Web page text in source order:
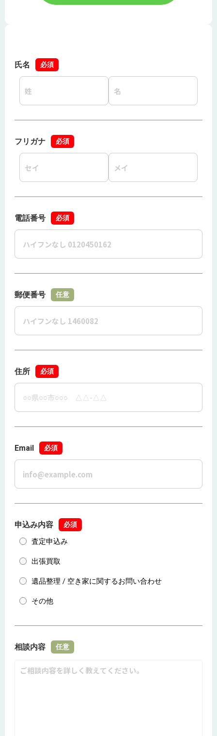
氏名 必須
フリガナ 必須
電話番号 必須
郵便番号 任意
住所 必須
Email 必須
申込み内容 必須
査定申込み
出張買取
遺品整理 / 空き家に関するお問い合わせ
その他
相談内容 任意